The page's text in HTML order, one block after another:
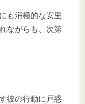
も消極的な安里
ながらも、次第
彼の行動に戸惑